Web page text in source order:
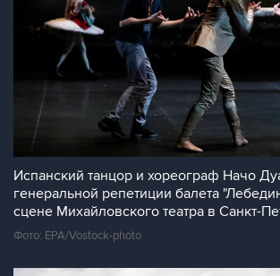
Испанский танцор и хореограф Начо
генеральной репетиции балета
сцене Михайловского театра в Санкт-
Фото: EPA/Vostock-photo